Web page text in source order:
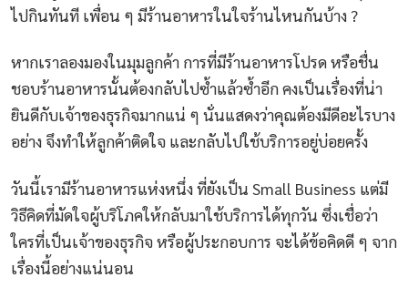
ไปกินทันที เพื่อน ๆ มีร้านอาหารในใจร้านไหนกันบ้าง ?
หากเราลองมองในมุมลูกค้า การที่มีร้านอาหารโปรด หรือชื่น
ชอบร้านอาหารนั้นต้องกลับไปซ้ำแล้วซ้ำอีก คงเป็นเรื่องที่น่า
ยินดีกับเจ้าของธุรกิจมากแน่ ๆ นั่นแสดงว่าคุณต้องมีดีอะไรบาง
อย่าง จึงทำให้ลูกค้าติดใจ และกลับไปใช้บริการอยู่บ่อยครั้ง
วันนี้เรามีร้านอาหารแห่งหนึ่ง ที่ยังเป็น Small Business แต่มี
วิธีคิดที่มัดใจผู้บริโภคให้กลับมาใช้บริการได้ทุกวัน ซึ่งเชื่อว่า
ใครที่เป็นเจ้าของธุรกิจ หรือผู้ประกอบการ จะได้ข้อคิดดี ๆ จาก
เรื่องนี้อย่างแน่นอน